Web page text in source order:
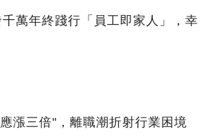
萬年終踐行「員工即家人」，幸
漲三倍"，離職潮折射行業困境